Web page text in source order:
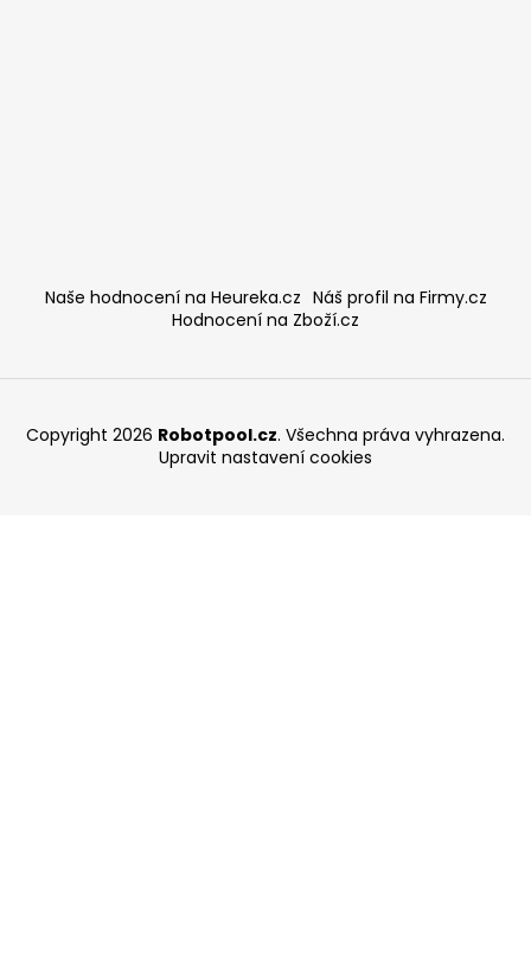
Naše hodnocení na Heureka.cz Náš profil na Firmy.cz
Hodnocení na Zboží.cz
Copyright 2026 Robotpool.cz. Všechna práva vyhrazena.
Upravit nastavení cookies